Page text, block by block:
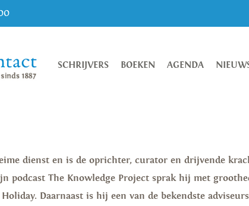
SCHRIJVERS BOEKEN AGENDA
dienst en is de oprichter, curator en drijvende
podcast The Knowledge Project sprak hij met
Daarnaast is hij een van de bekendste